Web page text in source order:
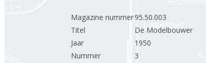
Magazine nummer95.50.003
Titel
De Modelbouwer
Jaar
1950
Nummer
3